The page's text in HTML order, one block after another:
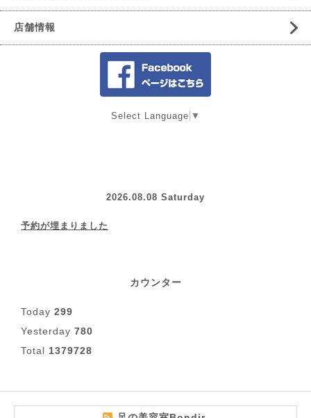
店舗情報
Select Language ▼
2026.08.08 Saturday
予約が埋まりました
カウンター
Today 299
Yesterday 780
Total 1379728